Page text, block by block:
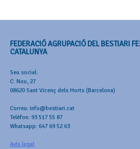
FEDERACIÓ AGRUPACIÓ DEL BESTIARI
CATALUNYA
Seu social:
C. Nou, 27
08620 Sant Vicenç dels Horts (Barcelona)
Correu: info@bestiari.cat
Telèfon: 93 517 55 87
Whatsapp: 647 69 52 63
Avís legal